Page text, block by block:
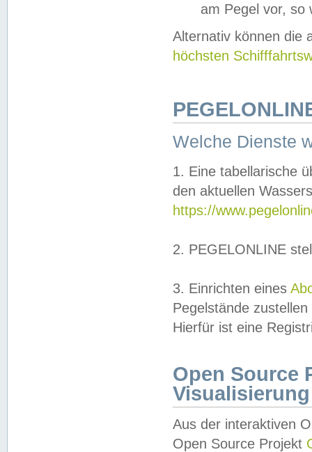
am Pegel vor,
Alternativ können die
höchsten
Welche Dienste
1. Eine tabellarische
den aktuellen
https://
2. PEGELONLINE
3. Einrichten eines
Pegelstände
Hierfür ist eine
Open Source
Visualisierung
Aus der interaktiven
Open Source Projekt